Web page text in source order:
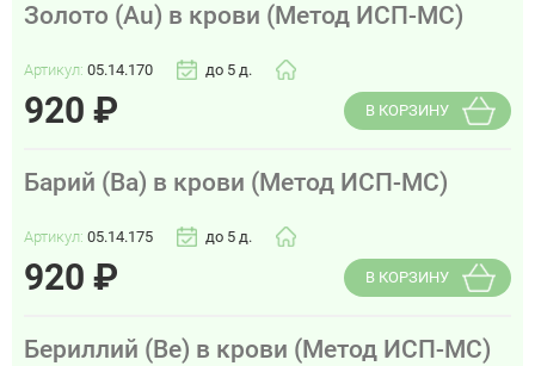
Золото (Au) в крови (Метод ИСП-МС)
Артикул: 05.14.170 до 5 д.
920 ₽ В КОРЗИНУ
Барий (Ba) в крови (Метод ИСП-МС)
Артикул: 05.14.175 до 5 д.
920 ₽ В КОРЗИНУ
Бериллий (Be) в крови (Метод ИСП-МС)